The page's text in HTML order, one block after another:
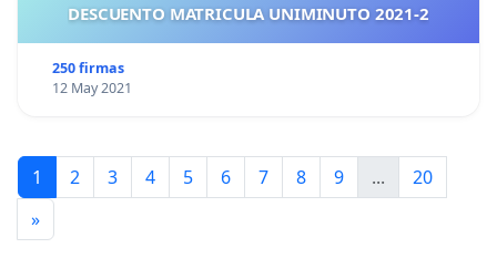
DESCUENTO MATRICULA UNIMINUTO 2021-2
250 firmas
12 May 2021
1 2 3 4 5 6 7 8 9 ...
20
»